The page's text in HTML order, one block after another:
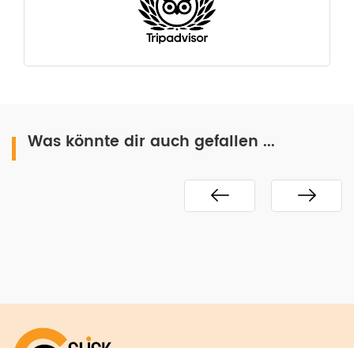
Was könnte dir auch gefallen ...